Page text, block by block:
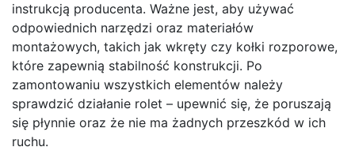
instrukcją producenta. Ważne jest, aby używać
odpowiednich narzędzi oraz materiałów
montażowych, takich jak wkręty czy kołki rozporowe,
które zapewnią stabilność konstrukcji. Po
zamontowaniu wszystkich elementów należy
sprawdzić działanie rolet – upewnić się, że poruszają
się płynnie oraz że nie ma żadnych przeszkód w ich
ruchu.